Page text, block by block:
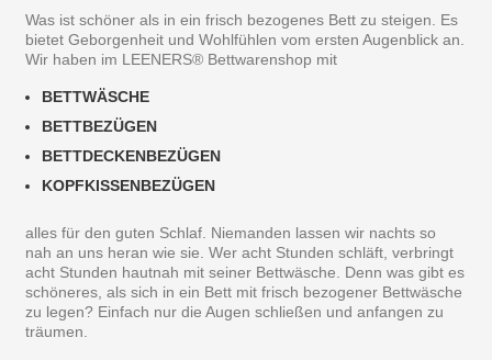
Was ist schöner als in ein frisch bezogenes Bett zu steigen. Es
bietet Geborgenheit und Wohlfühlen vom ersten Augenblick an.
Wir haben im LEENERS® Bettwarenshop mit
BETTWÄSCHE
BETTBEZÜGEN
BETTDECKENBEZÜGEN
KOPFKISSENBEZÜGEN
alles für den guten Schlaf. Niemanden lassen wir nachts so
nah an uns heran wie sie. Wer acht Stunden schläft, verbringt
acht Stunden hautnah mit seiner Bettwäsche. Denn was gibt es
schöneres, als sich in ein Bett mit frisch bezogener Bettwäsche
zu legen? Einfach nur die Augen schließen und anfangen zu
träumen.